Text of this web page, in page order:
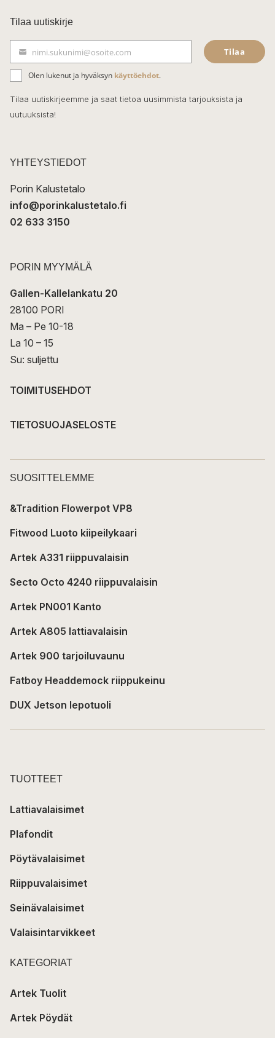
c
e
b
o
o
k
Tilaa uutiskirje
ä
h
k
t
nimi.sukunimi@osoite.com Tilaa
Olen lukenut ja hyväksyn käyttöehdot.
Tilaa uutiskirjeemme ja saat tietoa uusimmista tarjouksista ja
uutuuksista!
YHTEYSTIEDOT
Porin Kalustetalo
info@porinkalustetalo.fi
02 633 3150
PORIN MYYMÄLÄ
Gallen-Kallelankatu 20
28100 PORI
Ma – Pe 10-18
La 10 – 15
Su: suljettu
TOIMITUSEHDOT
TIETOSUOJASELOSTE
SUOSITTELEMME
&Tradition Flowerpot VP8
Fitwood Luoto kiipeilykaari
Artek A331 riippuvalaisin
Secto Octo 4240 riippuvalaisin
Artek PN001 Kanto
Artek A805 lattiavalaisin
Artek 900 tarjoiluvaunu
Fatboy Headdemock riippukeinu
DUX Jetson lepotuoli
TUOTTEET
Lattiavalaisimet
Plafondit
Pöytävalaisimet
Riippuvalaisimet
Seinävalaisimet
Valaisintarvikkeet
KATEGORIAT
Artek Tuolit
Artek Pöydät